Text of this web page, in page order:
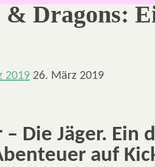
& Dragons:
2019 26. März 2019
Die Jäger. Ein
auf